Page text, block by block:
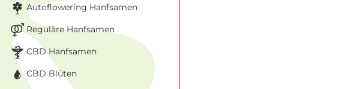
Autoflowering Hanfsamen
Reguläre Hanfsamen
CBD Hanfsamen
CBD Blüten